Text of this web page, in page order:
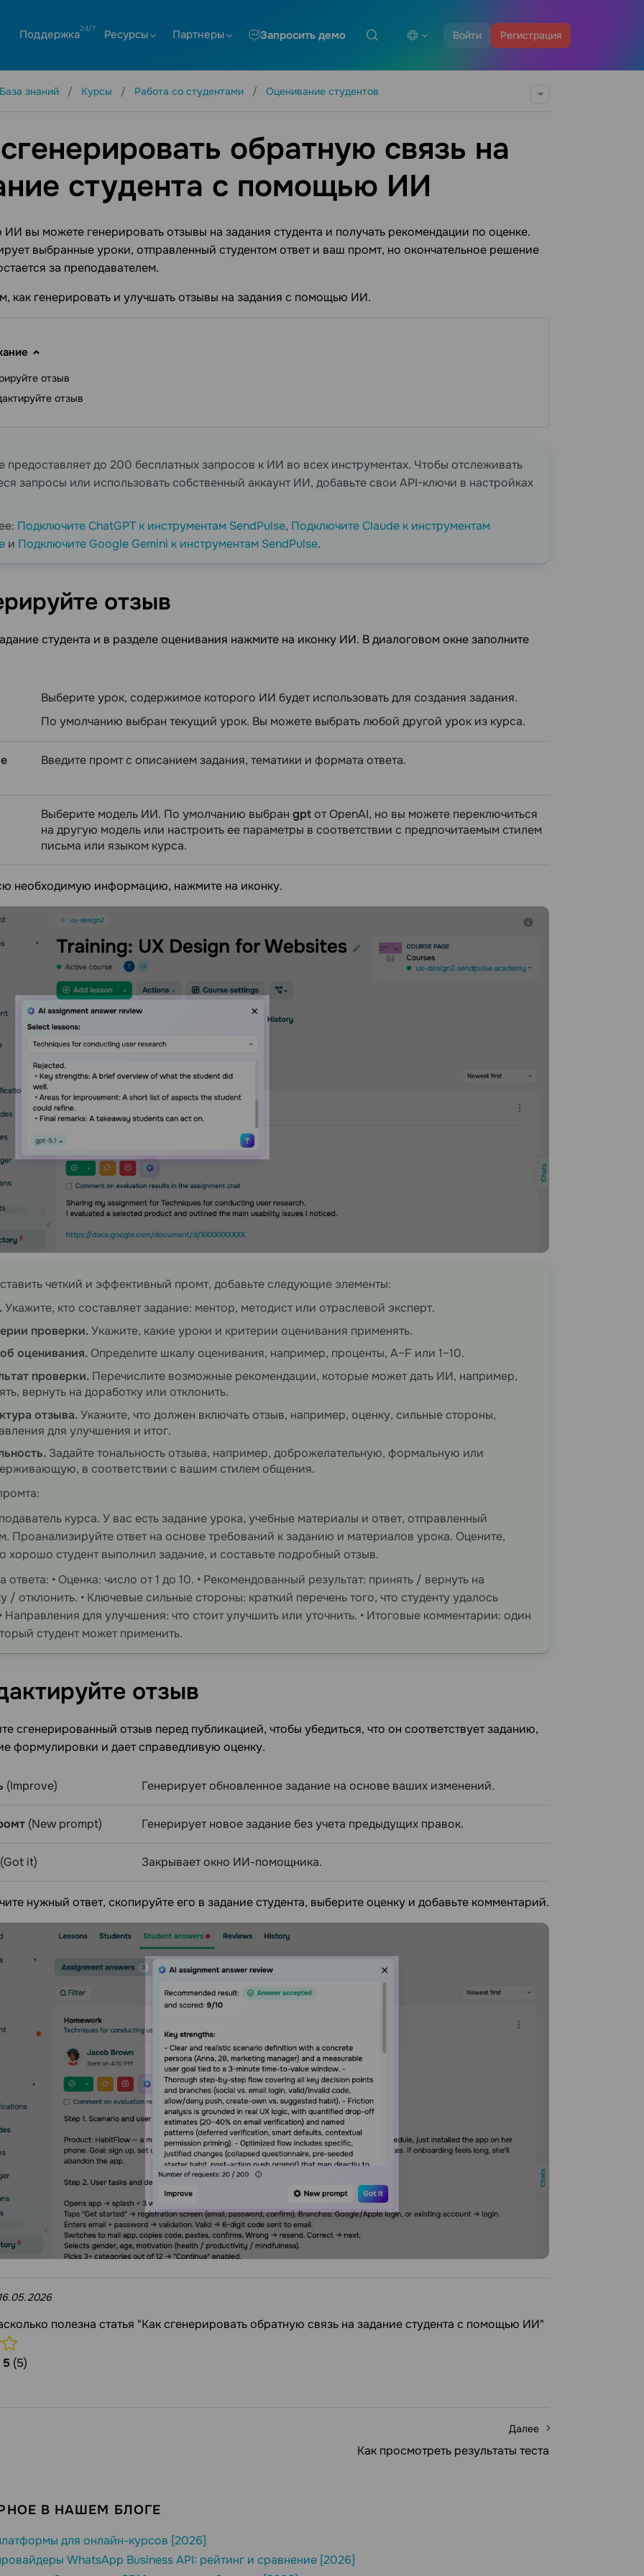
Войти Регистрация
Поддержка Ресурсы Партнеры Запросить демо
База знаний Курсы Работа со студентами Оценивание студентов
обратную связь на
студента с помощью ИИ
вы можете генерировать отзывы на задания студента и получать рекомендации по оценке.
выбранные уроки, отправленный студентом ответ и ваш промт, но окончательное решение
за преподавателем.
как генерировать и улучшать отзывы на задания с помощью ИИ.
отзыв
отзыв
предоставляет до 200 бесплатных запросов к ИИ во всех инструментах. Чтобы отслеживать
запросы или использовать собственный аккаунт ИИ, добавьте свои API-ключи в настройках
Подключите ChatGPT к инструментам SendPulse, Подключите Claude к инструментам
и Подключите Google Gemini к инструментам SendPulse.
отзыв
студента и в разделе оценивания нажмите на иконку ИИ. В диалоговом окне заполните
Выберите урок, содержимое которого ИИ будет использовать для создания задания.
По умолчанию выбран текущий урок. Вы можете выбрать любой другой урок из курса.
Введите промт с описанием задания, тематики и формата ответа.
Выберите модель ИИ. По умолчанию выбран gptот OpenAI, но вы можете переключиться
на другую модель или настроить ее параметры в соответствии с предпочитаемым стилем
письма или языком курса.
необходимую информацию, нажмите на иконку.
четкий и эффективный промт, добавьте следующие элементы:
Укажите, кто составляет задание: ментор, методист или отраслевой эксперт.
проверки.Укажите, какие уроки и критерии оценивания применять.
оценивания. Определите шкалу оценивания, например, проценты, A–F или 1–10.
проверки. Перечислите возможные рекомендации, которые может дать ИИ, например,
вернуть на доработку или отклонить.
отзыва.Укажите, что должен включать отзыв, например, оценку, сильные стороны,
для улучшения и итог.
Задайте тональность отзыва, например, доброжелательную, формальную или
в соответствии с вашим стилем общения.
курса. У вас есть задание урока, учебные материалы и ответ, отправленный
Проанализируйте ответ на основе требований к заданию и материалов урока. Оцените,
хорошо студент выполнил задание, и составьте подробный отзыв.
ответа: • Оценка: число от 1 до 10. • Рекомендованный результат: принять / вернуть на
/ отклонить. • Ключевые сильные стороны: краткий перечень того, что студенту удалось
Направления для улучшения: что стоит улучшить или уточнить. • Итоговые комментарии: один
студент может применить.
отзыв
сгенерированный отзыв перед публикацией, чтобы убедиться, что он соответствует заданию,
формулировки и дает справедливую оценку.
(Improve) Генерирует обновленное задание на основе ваших изменений.
(New prompt) Генерирует новое задание без учета предыдущих правок.
(Got it) Закрывает окно ИИ-помощника.
нужный ответ, скопируйте его в задание студента, выберите оценку и добавьте комментарий.
16.05.2026
полезна статья "Как сгенерировать обратную связь на задание студента с помощью ИИ"
5 (5)
Далее
Как просмотреть результаты теста
В НАШЕМ БЛОГЕ
для онлайн-курсов [2026]
WhatsApp Business API: рейтинг и сравнение [2026]